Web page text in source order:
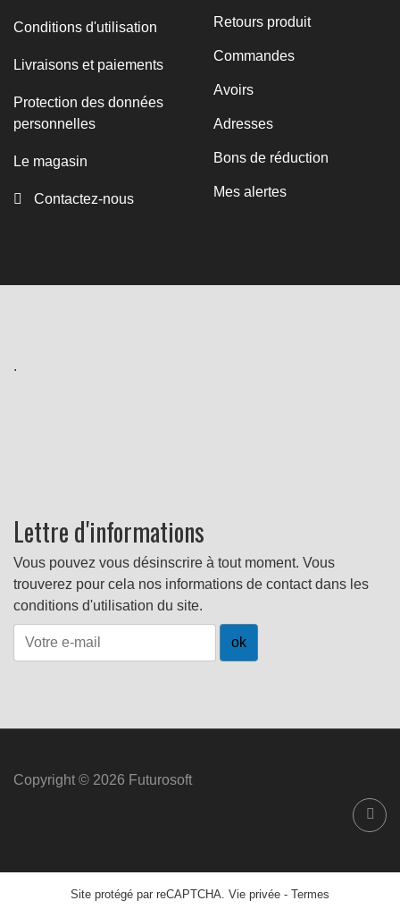
Conditions d'utilisation
Livraisons et paiements
Protection des données
personnelles
Le magasin
Contactez-nous
Retours produit
Commandes
Avoirs
Adresses
Bons de réduction
Mes alertes
.
Lettre d'informations
Vous pouvez vous désinscrire à tout moment. Vous
trouverez pour cela nos informations de contact dans les
conditions d'utilisation du site.
Copyright © 2026 Futurosoft
Site protégé par reCAPTCHA. Vie privée - Termes